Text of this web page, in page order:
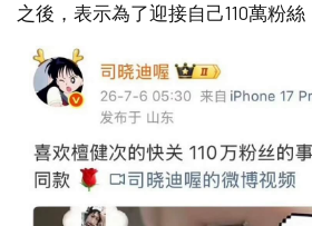
之後，表示為了迎接自己110萬粉絲